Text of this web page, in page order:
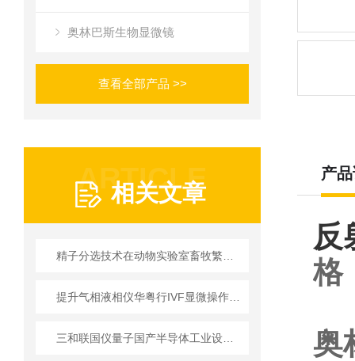
奥林巴斯生物显微镜
查看全部产品 >>
ARTICLE
相关文章
产
反
格
奥